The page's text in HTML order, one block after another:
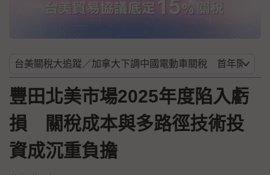
豐田北美市場2025年度陷入虧
損 關稅成本與多路徑技術投
資成沉重負擔